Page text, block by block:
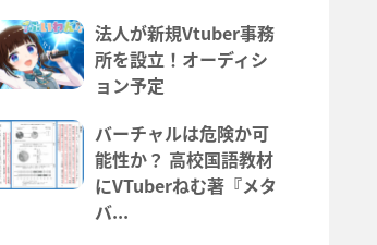
法人が新規Vtuber事務
所を設立！オーディシ
ョン予定
バーチャルは危険か可
能性か？ 高校国語教材
にVTuberねむ著『メタ
バ...